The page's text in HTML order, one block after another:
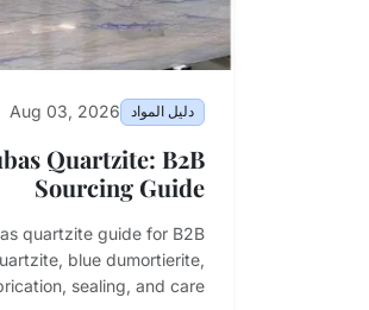
دليل المواد Aug 03, 2026
Quartzite: B2B
Sourcing Guide
quartzite guide for B2B
blue dumortierite,
sealing, and care.